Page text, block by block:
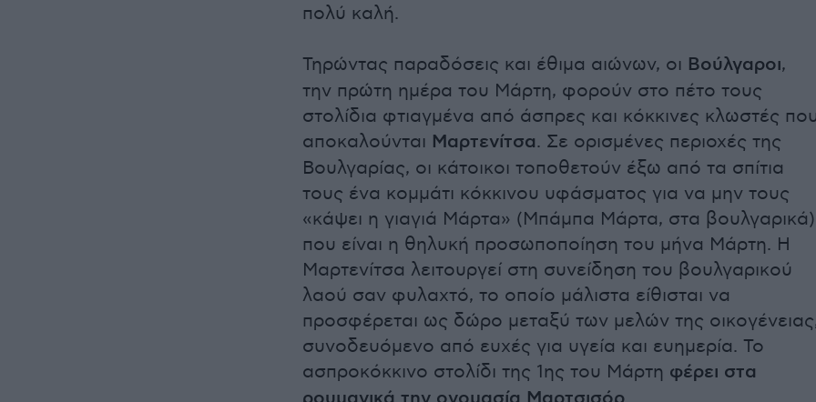
πολύ καλή.
Τηρώντας παραδόσεις και έθιμα αιώνων, οι Βούλγαροι,
την πρώτη ημέρα του Μάρτη, φορούν στο πέτο τους
στολίδια φτιαγμένα από άσπρες και κόκκινες κλωστές
αποκαλούνται Μαρτενίτσα. Σε ορισμένες περιοχές της
Βουλγαρίας, οι κάτοικοι τοποθετούν έξω από τα σπίτια
τους ένα κομμάτι κόκκινου υφάσματος για να μην τους
«κάψει η γιαγιά Μάρτα» (Μπάμπα Μάρτα, στα
που είναι η θηλυκή προσωποποίηση του μήνα Μάρτη. Η
Μαρτενίτσα λειτουργεί στη συνείδηση του βουλγαρικού
λαού σαν φυλαχτό, το οποίο μάλιστα είθισται να
προσφέρεται ως δώρο μεταξύ των μελών της
συνοδευόμενο από ευχές για υγεία και ευημερία. Το
ασπροκόκκινο στολίδι της 1ης του Μάρτη φέρει στα